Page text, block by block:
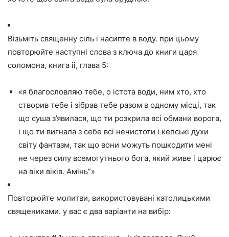
Візьміть священну сіль і насипте в воду. при цьому
повторюйте наступні слова з ключа до книги царя
соломона, книга ii, глава 5:
«я благословляю тебе, о істота води, ним хто, хто
створив тебе і зібрав тебе разом в одному місці, так
що суша з’явилася, що ти розкрила всі обмани ворога,
і що ти вигнала з себе всі нечистоти і кепські духи
світу фантазм, так що вони можуть пошкодити мені
не через силу всемогутнього бога, який живе і царює
на віки віків. Амінь”»
Повторюйте молитви, використовувані католицькими
священиками. у вас є два варіанти на вибір: